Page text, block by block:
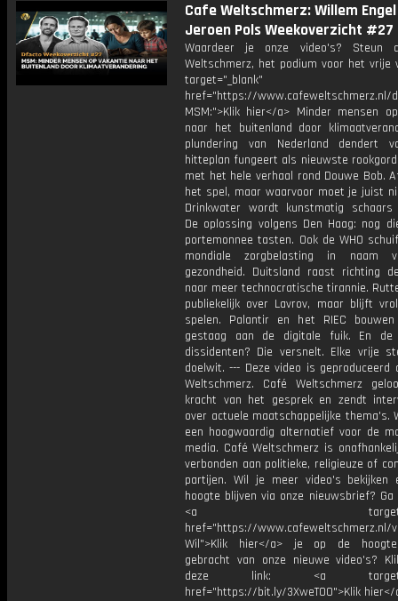
Cafe Weltschmerz: Willem
Jeroen Pols Weekoverzicht #27
Waardeer je onze video's? Steun
Weltschmerz, het podium voor het vrije
target="_blank"
href="https://www.cafeweltschmerz.nl/
MSM:">Klik hier</a> Minder mensen
naar het buitenland door
plundering van Nederland dendert
hitteplan fungeert als nieuwste
met het hele verhaal rond Douwe Bob.
het spel, maar waarvoor moet je juist
Drinkwater wordt kunstmatig schaars
De oplossing volgens Den Haag: nog
portemonnee tasten. Ook de WHO
mondiale zorgbelasting in naam
gezondheid. Duitsland raast richting
naar meer technocratische tirannie.
publiekelijk over Lavrov, maar blijft
spelen. Palantir en het RIEC
gestaag aan de digitale fuik. En
dissidenten? Die versnelt. Elke vrije
doelwit. --- Deze video is geproduceerd
Weltschmerz. Café Weltschmerz
kracht van het gesprek en zendt
over actuele maatschappelijke thema's.
een hoogwaardig alternatief voor de
media. Café Weltschmerz is
verbonden aan politieke, religieuze of
partijen. Wil je meer video's bekijken
hoogte blijven via onze nieuwsbrief? Ga
<a
href="https://www.cafeweltschmerz.nl/
Wil">Klik hier</a> je op de
gebracht van onze nieuwe video's?
deze link: <a
href="https://bit.ly/3XweTO0">Klik hier</